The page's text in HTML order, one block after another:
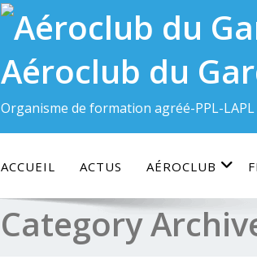
Aéroclub du
Organisme de formation agréé-PPL-LAPL
ACCUEIL ACTUS AÉROCLUB
Category